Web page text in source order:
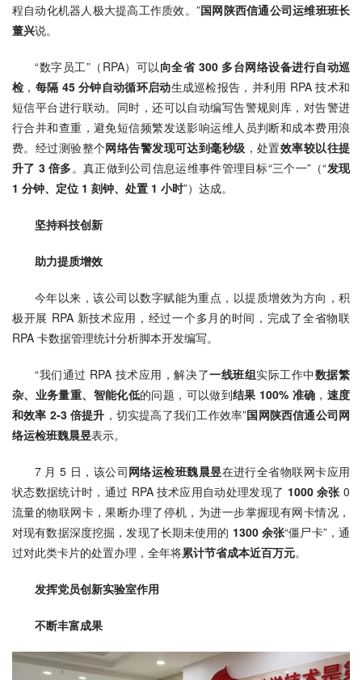
程自动化机器人极大提高工作质效。”国网陕西信通公司运维班班长
董兴说。
“数字员工”（RPA）可以 向全省 300 多台网络设备进行自动巡
检 ， 每隔 45 分钟自动循环启动生成巡检报告，并利用 RPA 技术和
短信平台进行联动。同时，还可以自动编写告警规则库，对告警进
行合并和查重，避免短信频繁发送影响运维人员判断和成本费用浪
费。经过测验整个网络告警发现可达到毫秒级 ，处置效率较以往提
升了 3 倍多。真正做到公司信息运维事件管理目标“三个一”（“发现
1 分钟、定位 1 刻钟、处置 1 小时”）达成。
坚持科技创新
助力提质增效
今年以来，该公司以数字赋能为重点，以提质增效为方向，积
极开展 RPA 新技术应用，经过一个多月的时间，完成了全省物联
RPA 卡数据管理统计分析脚本开发编写。
“我们通过 RPA 技术应用，解决了一线班组实际工作中数据繁
杂、业务量重、智能化低的问题，可以做到结果 100% 准确 ， 速度
和效率 2-3 倍提升 ，切实提高了我们工作效率”国网陕西信通公司网
络运检班魏晨昱表示。
7 月 5 日，该公司网络运检班魏晨昱在进行全省物联网卡应用
状态数据统计时，通过 RPA 技术应用自动处理发现了 1000 余张 0
流量的物联网卡，果断办理了停机，为进一步掌握现有网卡情况，
对现有数据深度挖掘，发现了长期未使用的 1300 余张“僵尸卡”，通
过对此类卡片的处置办理，全年将累计节省成本近百万元。
发挥党员创新实验室作用
不断丰富成果